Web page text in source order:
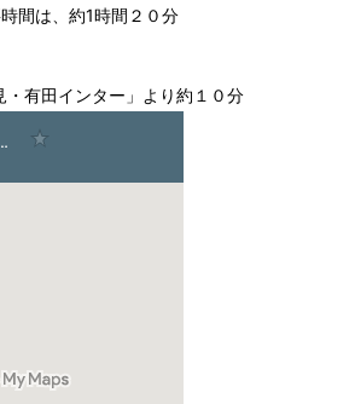
間は、約1時間２０分
有田インター」より約１０分